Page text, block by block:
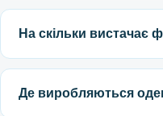
На скільки вистачає
Де виробляються